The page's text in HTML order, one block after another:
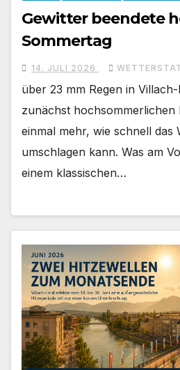
Gewitter beendete
Sommertag
14. JULI 2026
über 23 mm Regen in
zunächst hochsommerlichen
einmal mehr, wie schnell das
umschlagen kann. Was am
einem klassischen…